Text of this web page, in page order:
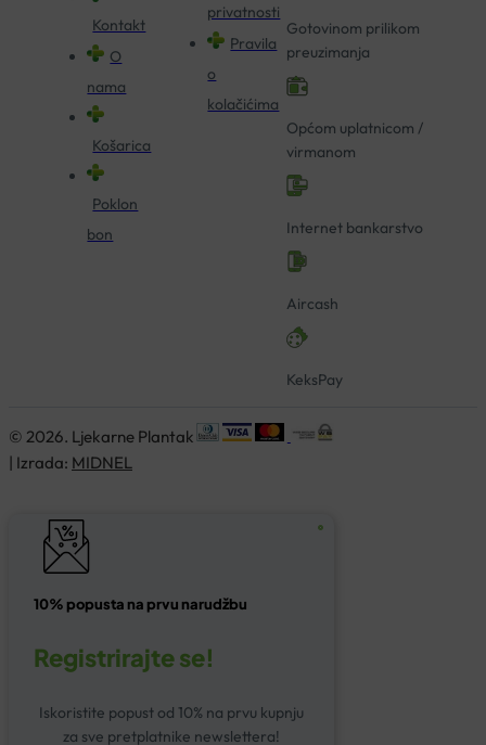
Kontakt
O
nama
Košarica
Poklon
bon
privatnosti
Pravila
o
kolačićima
Gotovinom prilikom
preuzimanja
Općom uplatnicom /
virmanom
Internet bankarstvo
Aircash
KeksPay
© 2026. Ljekarne Plantak
| Izrada: MIDNEL
10% popusta na prvu narudžbu
Registrirajte se!
Iskoristite popust od 10% na prvu kupnju
za sve pretplatnike newslettera!